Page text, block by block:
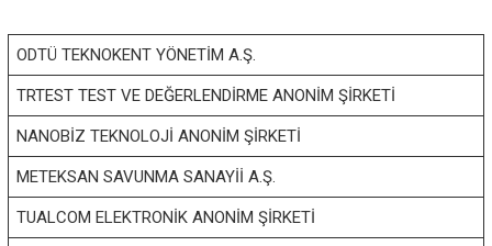
n
o
k
e
n
t
a
v
ODTÜ TEKNOKENT YÖNETİM A.Ş.
TRTEST TEST VE DEĞERLENDİRME ANONİM ŞİRKETİ
NANOBİZ TEKNOLOJİ ANONİM ŞİRKETİ
METEKSAN SAVUNMA SANAYİİ A.Ş.
TUALCOM ELEKTRONİK ANONİM ŞİRKETİ